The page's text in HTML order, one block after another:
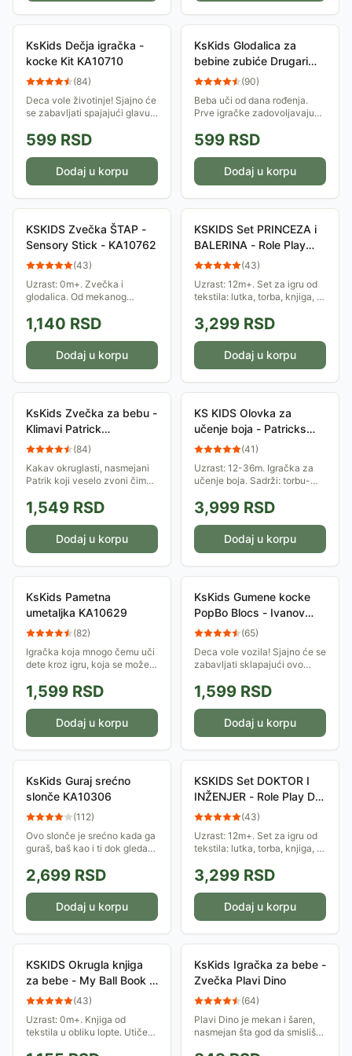
KS KIDS Olovka za učenje boja - Patricks Color Learning
KSKIDS Igračka za bebe - Mazno ćebence - Baby Blanky -
699RSD
Stranice proizvoda
Stranica2
Stranica4
Stranica
5
KsKids Dečja igračka -
kocke Kit KA10710
(84)
Deca vole životinje! Sjajno će
se zabavljati spajajući glavu i
vrste praveći kombinacije sa
599 RSD
Dodaj u korpu
KsKids Glodalica za
bebine zubiće Drugari
KA10633(90)
Beba uči od dana rođenja.
Prve igračke zadovoljavaju
Glodalica će umiriti desni i
oblikom i...
599 RSD
Dodaj u korpu
KSKIDS Zvečka ŠTAP -
Sensory Stick - KA10762
(43)
Uzrast: 0m+. Zvečka i
glodalica. Od mekanog
gume. Pomaže u razvoju čula,
fine motorike, pokreta i
emocija kod beba.
1,140 RSD
Dodaj u korpu
KSKIDS Set PRINCEZA i
BALERINA - Role Play
Doll Sets - Princess and
(43)
Uzrast: 12m+. Set za igru od
tekstila: lutka, torba, knjiga, i
psihičkih, socijalnih i
kognitivnih veština od 12-
36m+ uzrasta.
3,299 RSD
Dodaj u korpu
KsKids Zvečka za bebu -
Klimavi Patrick
KBA16265
(84)
Kakav okruglasti, nasmejani
Patrik koji veselo zvoni čim
zvonjava, šuškanje i
skvičanje će razveseliti i
tebe! Uzrast: od rođenja.
1,549 RSD
Dodaj u korpu
KS KIDS Olovka za
učenje boja - Patricks
Color Learning Pen -
(41)
Uzrast: 12-36m. Igračka za
učenje boja. Sadrži: torbu-
karte raznih oblika. Utiče na 2
faze razvoja kod dece.
3,999 RSD
Dodaj u korpu
KsKids Pametna
umetaljka KA10629
(82)
Igračka koja mnogo čemu uči
dete kroz igru, koja se može
slagalica, ali i kao set modli
za pesak ili igračka - tuš za
kadu!...
1,599 RSD
Dodaj u korpu
KsKids Gumene kocke
PopBo Blocs - Ivanov
kamion mešalica
(65)
Deca vole vozila! Sjajno će se
zabavljati sklapajući ovo
staviti i figuru i provozati je, a
mogu kombinovati i različite...
1,599 RSD
Dodaj u korpu
KsKids Guraj srećno
slonče KA10306
(112)
Ovo slonče je srećno kada ga
guraš, baš kao i ti dok gledaš
skakuću po stomaku!
Uvežbavaj hodanje i
zabavljaj se! Uzrast:...
2,699 RSD
Dodaj u korpu
KSKIDS Set DOKTOR I
INŽENJER - Role Play Doll
Sets - Doctor and
(43)
Uzrast: 12m+. Set za igru od
tekstila: lutka, torba, knjiga, i
psihičkih, socijalnih i
kognitivnih veština od 12-
36m+ uzrasta.
3,299 RSD
Dodaj u korpu
KSKIDS Okrugla knjiga
za bebe - My Ball Book -
KA10787 (43)
Uzrast: 0m+. Knjiga od
tekstila u obliku lopte. Utiče
KsKids Igračka za bebe -
Zvečka Plavi Dino
(64)
Plavi Dino je mekan i šaren,
nasmejan šta god da smisliš